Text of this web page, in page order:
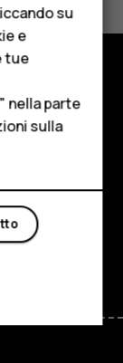
su
e
tue
nella parte
sulla